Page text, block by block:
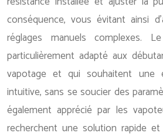
conséquence, vous évitant ainsi
réglages manuels complexes.
particulièrement adapté aux
vapotage et qui souhaitent une
intuitive, sans se soucier des
également apprécié par les
recherchent une solution rapide